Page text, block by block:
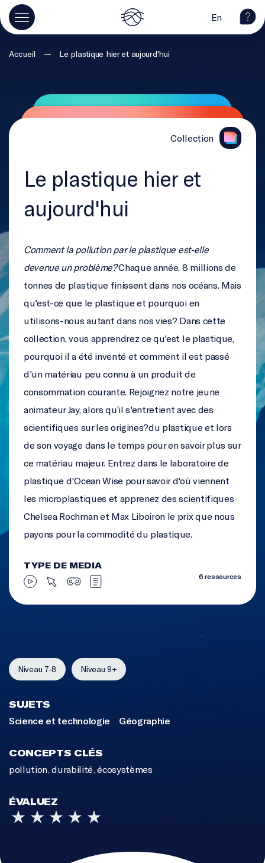
En
Accueil — Le plastique hier et aujourd'hui
Collection
Le plastique hier et
aujourd'hui
Comment la pollution par le plastique est-elle
devenue un problème?Chaque année, 8 millions de
tonnes de plastique finissent dans nos océans. Mais
qu'est-ce que le plastique et pourquoi en
utilisons-nous autant dans nos vies? Dans cette
collection, vous apprendrez ce qu'est le plastique,
pourquoi il a été inventé et comment il est passé
d'un matériau peu connu à un produit de
consommation courante. Rejoignez notre jeune
animateur Jay, alors qu’il s'entretient avec des
scientifiques sur les origines?du plastique et lors
de son voyage dans le temps pour en savoir plus sur
ce matériau majeur. Entrez dans le laboratoire de
plastique d'Ocean Wise pour savoir d'où viennent
les microplastiques et apprenez des scientifiques
Chelsea Rochman et Max Liboiron le prix que nous
payons pour la commodité du plastique.
TYPE DE MEDIA
6 ressources
Niveau 7-8 Niveau 9+
SUJETS
Science et technologie
Géographie
CONCEPTS CLÉS
pollution,durabilité,écosystèmes
ÉVALUEZ